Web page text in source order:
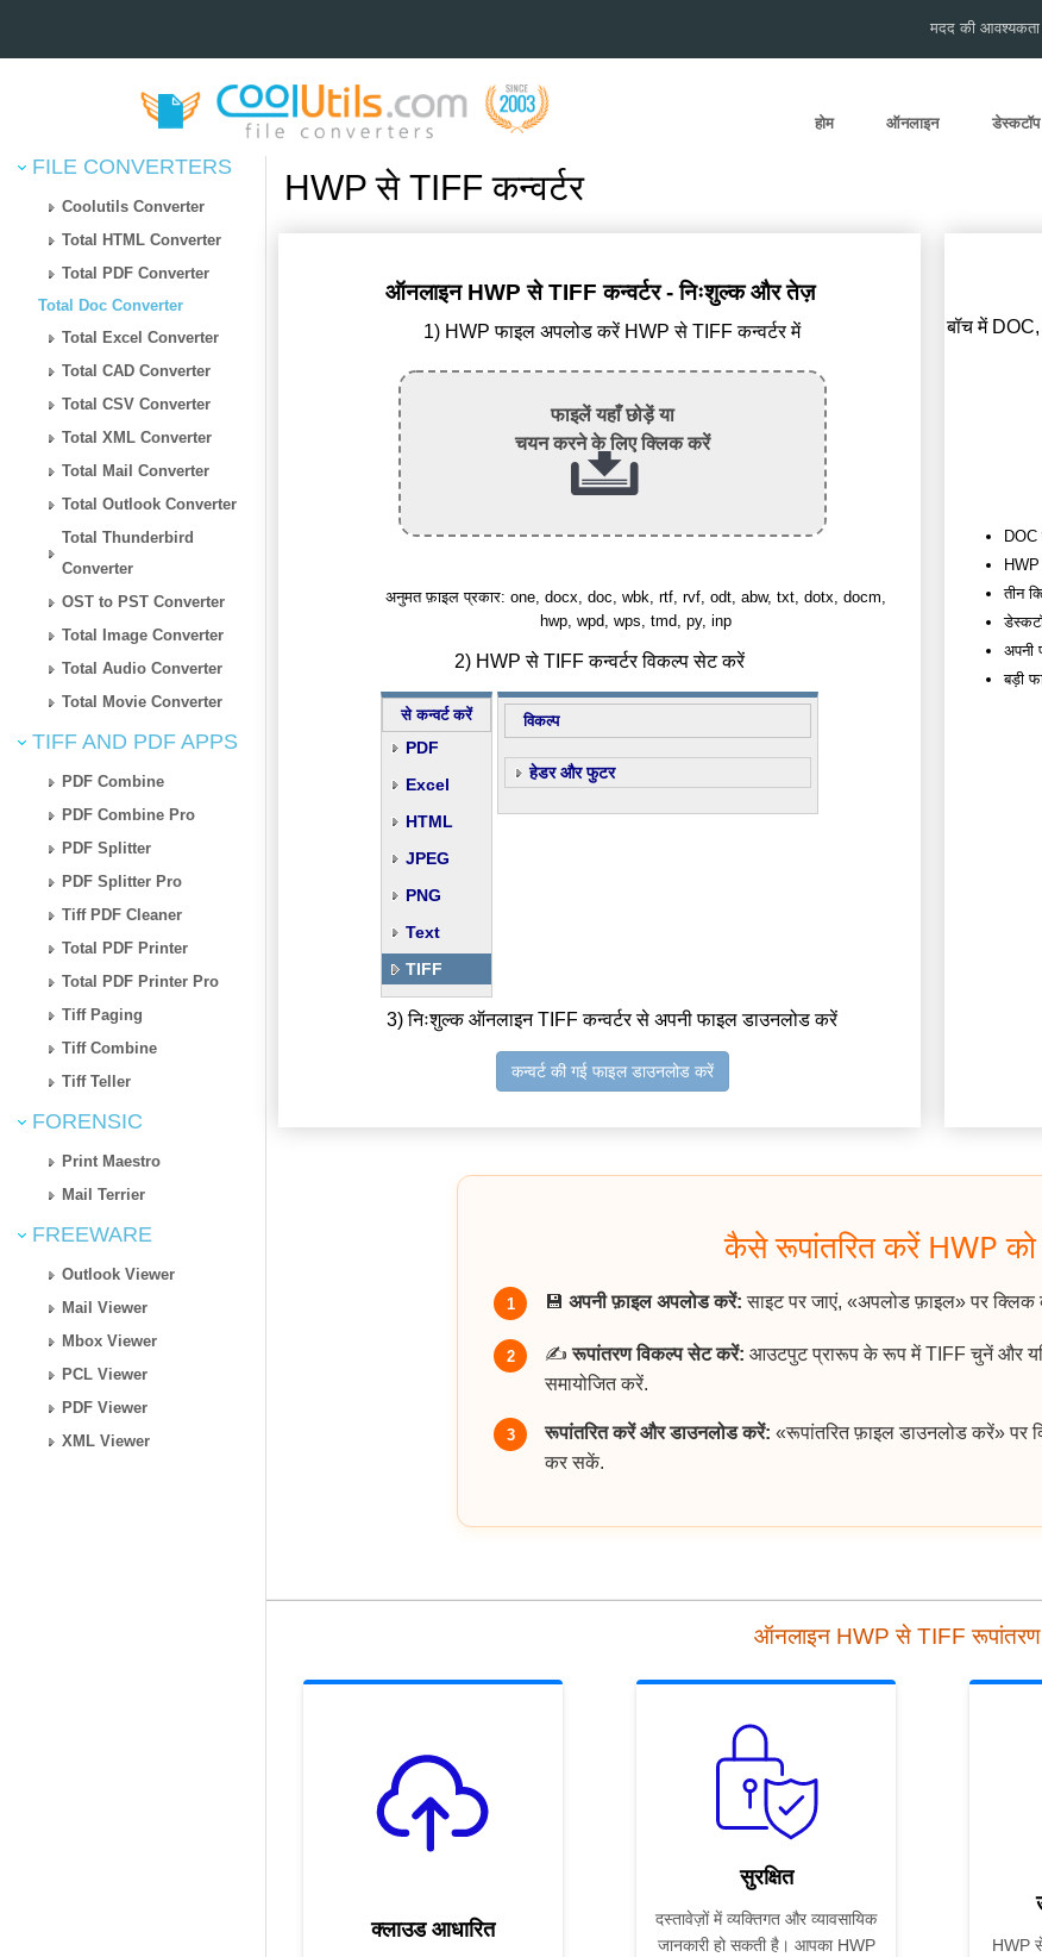
मदद की
होम ऑनलाइन
FILE CONVERTERS
Coolutils Converter
Total HTML Converter
Total PDF Converter
Total Doc Converter
Total Excel Converter
Total CAD Converter
Total CSV Converter
Total XML Converter
Total Mail Converter
Total Outlook Converter
Total Thunderbird
Converter
OST to PST Converter
Total Image Converter
Total Audio Converter
Total Movie Converter
TIFF AND PDF APPS
PDF Combine
PDF Combine Pro
PDF Splitter
PDF Splitter Pro
Tiff PDF Cleaner
Total PDF Printer
Total PDF Printer Pro
Tiff Paging
Tiff Combine
Tiff Teller
FORENSIC
Print Maestro
Mail Terrier
FREEWARE
Outlook Viewer
Mail Viewer
Mbox Viewer
PCL Viewer
PDF Viewer
XML Viewer
HWP से TIFF कन्वर्टर
ऑनलाइन HWP से TIFF कन्वर्टर - निःशुल्क और तेज़
1) HWP फाइल अपलोड करें HWP से TIFF कन्वर्टर में
फाइलें यहाँ छोड़ें या
चयन करने के लिए क्लिक करें
अनुमत फ़ाइल प्रकार: one, docx, doc, wbk, rtf, rvf, odt, abw, txt, dotx, docm,
hwp, wpd, wps, tmd, py, inp
2) HWP से TIFF कन्वर्टर विकल्प सेट करें
से कन्वर्ट करें
PDF
Excel
HTML
JPEG
PNG
Text
TIFF
विकल्प
हेडर और फुटर
3) निःशुल्क ऑनलाइन TIFF कन्वर्टर से अपनी फाइल डाउनलोड करें
कन्वर्ट की गई फाइल डाउनलोड करें
बॉच में
DOC
तीन
अपनी
बड़ी
कैसे रूपांतरित करें HWP
1 💾 अपनी फ़ाइल अपलोड करें: साइट पर जाएं, «अपलोड फ़ाइल» पर
2 ✍️रूपांतरण विकल्प सेट करें: आउटपुट प्रारूप के रूप में TIFF चुनें और
समायोजित करें.
3 रूपांतरित करें और डाउनलोड करें: «रूपांतरित फ़ाइल डाउनलोड करें» पर
कर सकें.
ऑनलाइन HWP से TIFF
क्लाउड आधारित
सुरक्षित
दस्तावेज़ों में व्यक्तिगत और व्यावसायिक
जानकारी हो सकती है। आपका HWP
HWP